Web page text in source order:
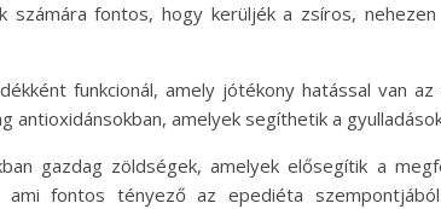
számára fontos, hogy kerüljék a zsíros,
funkcionál, amely jótékony hatással van
amelyek segíthetik a
gazdag zöldségek, amelyek elősegítik a
fontos tényező az epediéta